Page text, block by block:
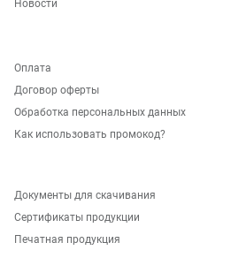
Новости
Оплата
Договор оферты
Обработка персональных данных
Как использовать промокод?
Документы для скачивания
Сертификаты продукции
Печатная продукция